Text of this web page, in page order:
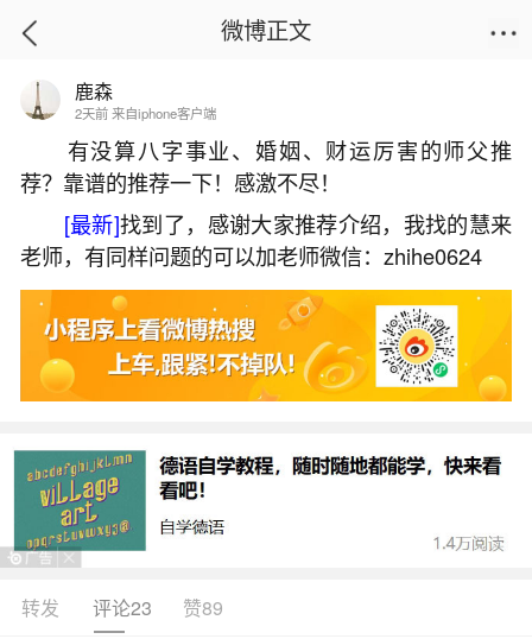
首页
佛教怎么解释童子命？
2026-07-04 14:57:53 18 2 赞
生活中像佛教怎么解释童子命？都是很常见的
微博正文
鹿森
2天前 来自iphone客户端
有没算八字事业、婚姻、财运厉害的师父推
荐？靠谱的推荐一下！感激不尽！
[最新]找到了，感谢大家推荐介绍，我找的慧来
老师，有同样问题的可以加老师微信：zhihe0624
转发 评论23 赞89